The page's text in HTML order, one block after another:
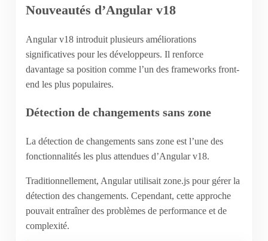
Nouveautés d’Angular v18
Angular v18 introduit plusieurs améliorations
significatives pour les développeurs. Il renforce
davantage sa position comme l’un des frameworks front-
end les plus populaires.
Détection de changements sans zone
La détection de changements sans zone est l’une des
fonctionnalités les plus attendues d’Angular v18.
Traditionnellement, Angular utilisait zone.js pour gérer la
détection des changements. Cependant, cette approche
pouvait entraîner des problèmes de performance et de
complexité.